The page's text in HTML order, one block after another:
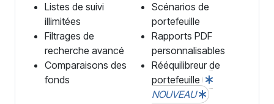
Listes de suivi
illimitées
Filtrages de
recherche avancé
Comparaisons des
fonds
Scénarios de
portefeuille
Rapports PDF
personnalisables
Rééquilibreur de
portefeuille
NOUVEAU